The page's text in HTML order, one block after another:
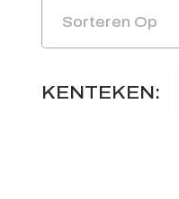
Ma -
9:00
Sorteren Op
KENTEKEN: